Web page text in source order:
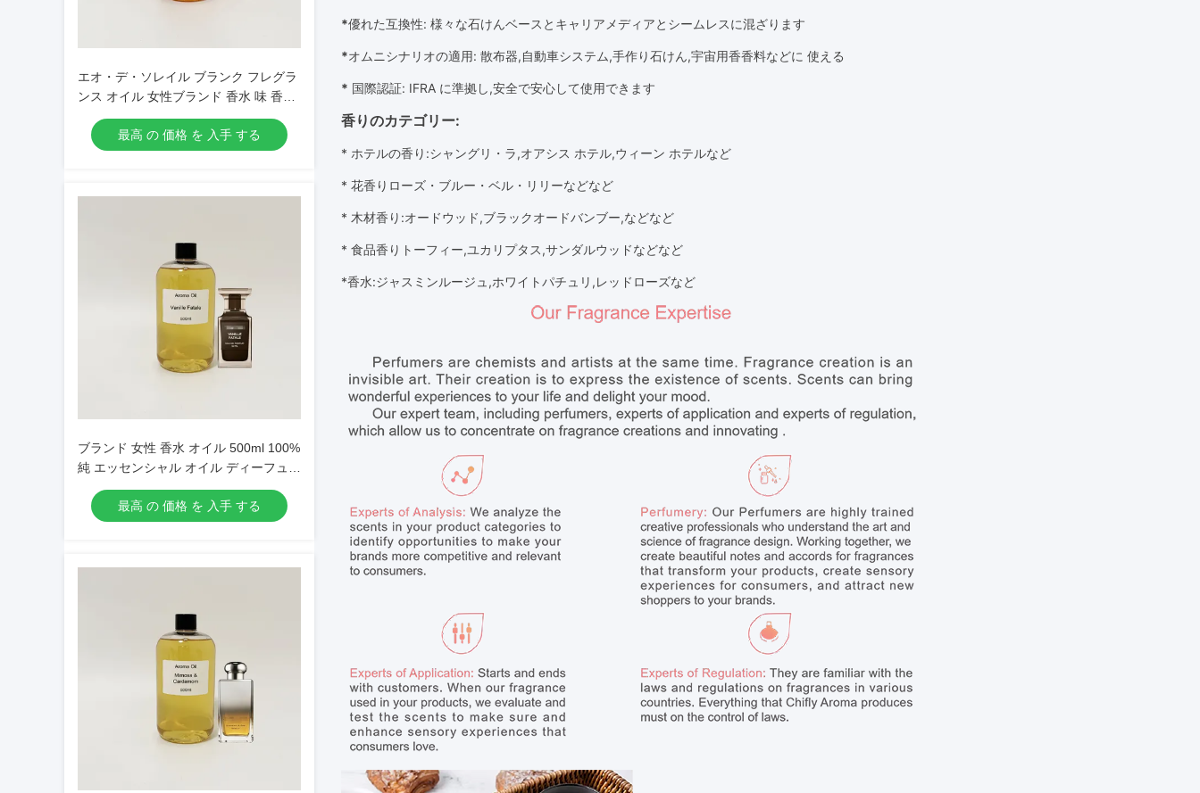
エオ・デ・ソレイル ブランク フレグラ
ンス オイル 女性ブランド 香水 味 香水
オイル
最高 の 価格 を 入手 する
ブランド 女性 香水 オイル 500ml 100%
純 エッセンシャル オイル ディーフュー
ザー
最高 の 価格 を 入手 する
*優れた互換性: 様々な石けんベースとキャリアメディアとシームレスに混ざります
*オムニシナリオの適用: 散布器,自動車システム,手作り石けん,宇宙用香香料などに 使える
* 国際認証: IFRA に準拠し,安全で安心して使用できます
香りのカテゴリー:
* ホテルの香り:シャングリ・ラ,オアシス ホテル,ウィーン ホテルなど
* 花香り ローズ・ブルー・ベル・リリーなどなど
* 木材香り :オードウッド,ブラックオードバンブー,などなど
* 食品香り トーフィー,ユカリプタス,サンダルウッドなどなど
*香水:ジャスミンルージュ,ホワイトパチュリ,レッドローズなど